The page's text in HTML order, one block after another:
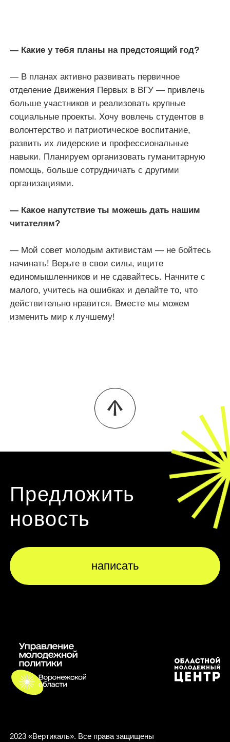
— Какие у тебя планы на предстоящий год?
— В планах активно развивать первичное
отделение Движения Первых в ВГУ — привлечь
больше участников и реализовать крупные
социальные проекты. Хочу вовлечь студентов в
волонтерство и патриотическое воспитание,
развить их лидерские и профессиональные
навыки. Планируем организовать гуманитарную
помощь, больше сотрудничать с другими
организациями.
— Какое напутствие ты можешь дать нашим
читателям?
— Мой совет молодым активистам — не бойтесь
начинать! Верьте в свои силы, ищите
единомышленников и не сдавайтесь. Начните с
малого, учитесь на ошибках и делайте то, что
действительно нравится. Вместе мы можем
изменить мир к лучшему!
Предложить
новость
написать
2023 «Вертикаль». Все права защищены